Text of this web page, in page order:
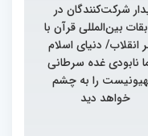
شرکت‌کنندگان در
بین‌المللی قرآن با
انقلاب/ دنیای اسلام
نابودی غده سرطانی
را به چشم
خواهد دید